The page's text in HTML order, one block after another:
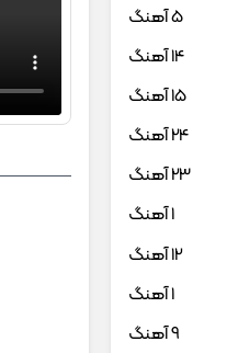
5 آهنگ
14 آهنگ
15 آهنگ
24 آهنگ
23 آهنگ
1 آهنگ
12 آهنگ
1 آهنگ
9 آهنگ